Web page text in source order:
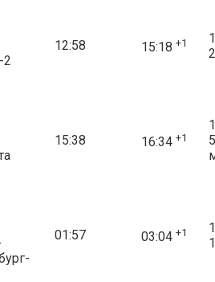
2
12:58 15:18 +1
15:38 16:34 +1
01:57 03:04 +1